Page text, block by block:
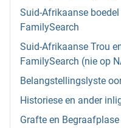
Suid-Afrikaanse
FamilySearch
Suid-Afrikaanse Trou
FamilySearch (nie op
Belangstellingslyste
Historiese en ander
Grafte en